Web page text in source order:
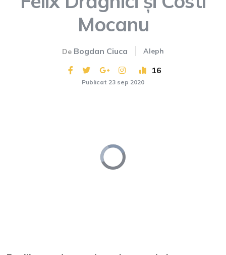
Mocanu
De Bogdan Ciuca Aleph
16
Publicat 23 sep 2020
Video
Player
is
loading.